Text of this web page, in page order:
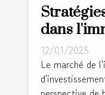
dans
12/01/2025
Le marché de